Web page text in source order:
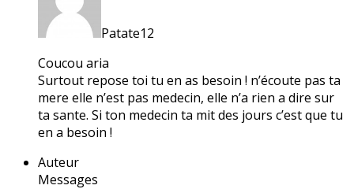
Patate12
Coucou aria
Surtout repose toi tu en as besoin ! n’écoute pas ta
mere elle n’est pas medecin, elle n’a rien a dire sur
ta sante. Si ton medecin ta mit des jours c’est que tu
en a besoin !
Auteur
Messages